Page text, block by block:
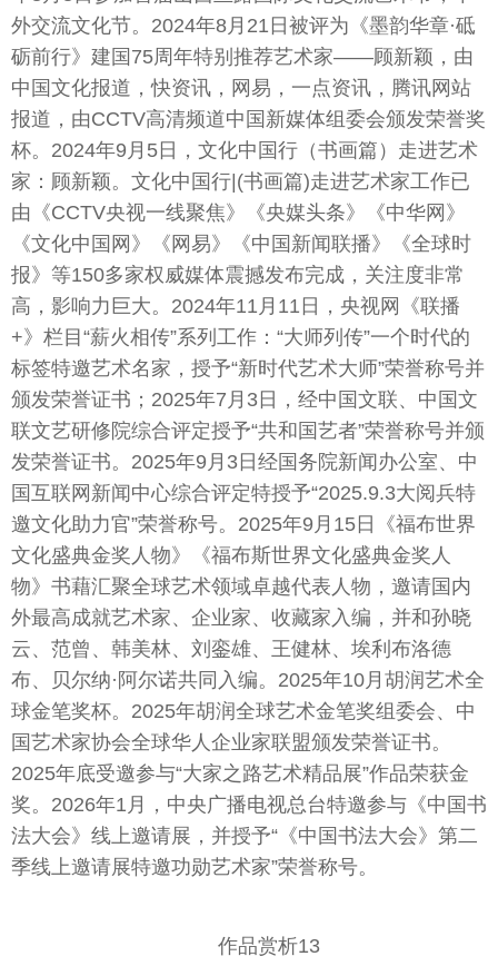
外交流文化节。2024年8月21日被评为《墨韵华章·砥
砺前行》建国75周年特别推荐艺术家——顾新颖，由
中国文化报道，快资讯，网易，一点资讯，腾讯网站
报道，由CCTV高清频道中国新媒体组委会颁发荣誉奖
杯。2024年9月5日，文化中国行（书画篇）走进艺术
家：顾新颖。文化中国行|(书画篇)走进艺术家工作已
由《CCTV央视一线聚焦》《央媒头条》《中华网》
《文化中国网》《网易》《中国新闻联播》《全球时
报》等150多家权威媒体震撼发布完成，关注度非常
高，影响力巨大。2024年11月11日，央视网《联播
+》栏目“薪火相传”系列工作：“大师列传”一个时代的
标签特邀艺术名家，授予“新时代艺术大师”荣誉称号并
颁发荣誉证书；2025年7月3日，经中国文联、中国文
联文艺研修院综合评定授予“共和国艺者”荣誉称号并颁
发荣誉证书。2025年9月3日经国务院新闻办公室、中
国互联网新闻中心综合评定特授予“2025.9.3大阅兵特
邀文化助力官”荣誉称号。2025年9月15日《福布世界
文化盛典金奖人物》《福布斯世界文化盛典金奖人
物》书藉汇聚全球艺术领域卓越代表人物，邀请国内
外最高成就艺术家、企业家、收藏家入编，并和孙晓
云、范曾、韩美林、刘銮雄、王健林、埃利布洛德
布、贝尔纳·阿尔诺共同入编。2025年10月胡润艺术全
球金笔奖杯。2025年胡润全球艺术金笔奖组委会、中
国艺术家协会全球华人企业家联盟颁发荣誉证书。
2025年底受邀参与“大家之路艺术精品展”作品荣获金
奖。2026年1月，中央广播电视总台特邀参与《中国书
法大会》线上邀请展，并授予“《中国书法大会》第二
季线上邀请展特邀功勋艺术家”荣誉称号。
作品赏析13